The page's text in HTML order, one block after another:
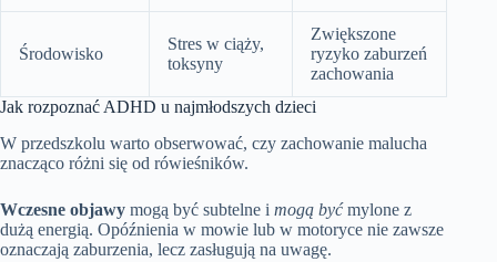
Środowisko
Stres w ciąży,
toksyny
Zwiększone
ryzyko zaburzeń
zachowania
Jak rozpoznać ADHD u najmłodszych dzieci
W przedszkolu warto obserwować, czy zachowanie malucha
znacząco różni się od rówieśników.
Wczesne objawy mogą być subtelne i mogą byćmylone z
dużą energią. Opóźnienia w mowie lub w motoryce nie zawsze
oznaczają zaburzenia, lecz zasługują na uwagę.